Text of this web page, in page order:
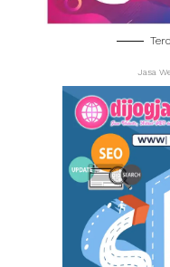
Jasa